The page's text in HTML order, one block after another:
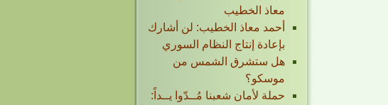
معاذ الخطيب
أحمد معاذ الخطيب: لن أشارك
بإعادة إنتاج النظام السوري
هل ستشرق الشمس من
موسكو؟
حملة لأمان شعبنا مُــدّوا يــداً: